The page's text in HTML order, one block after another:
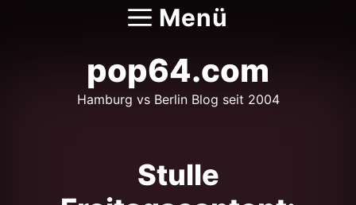
Menü
pop64.com
Hamburg vs Berlin Blog seit 2004
Stulle